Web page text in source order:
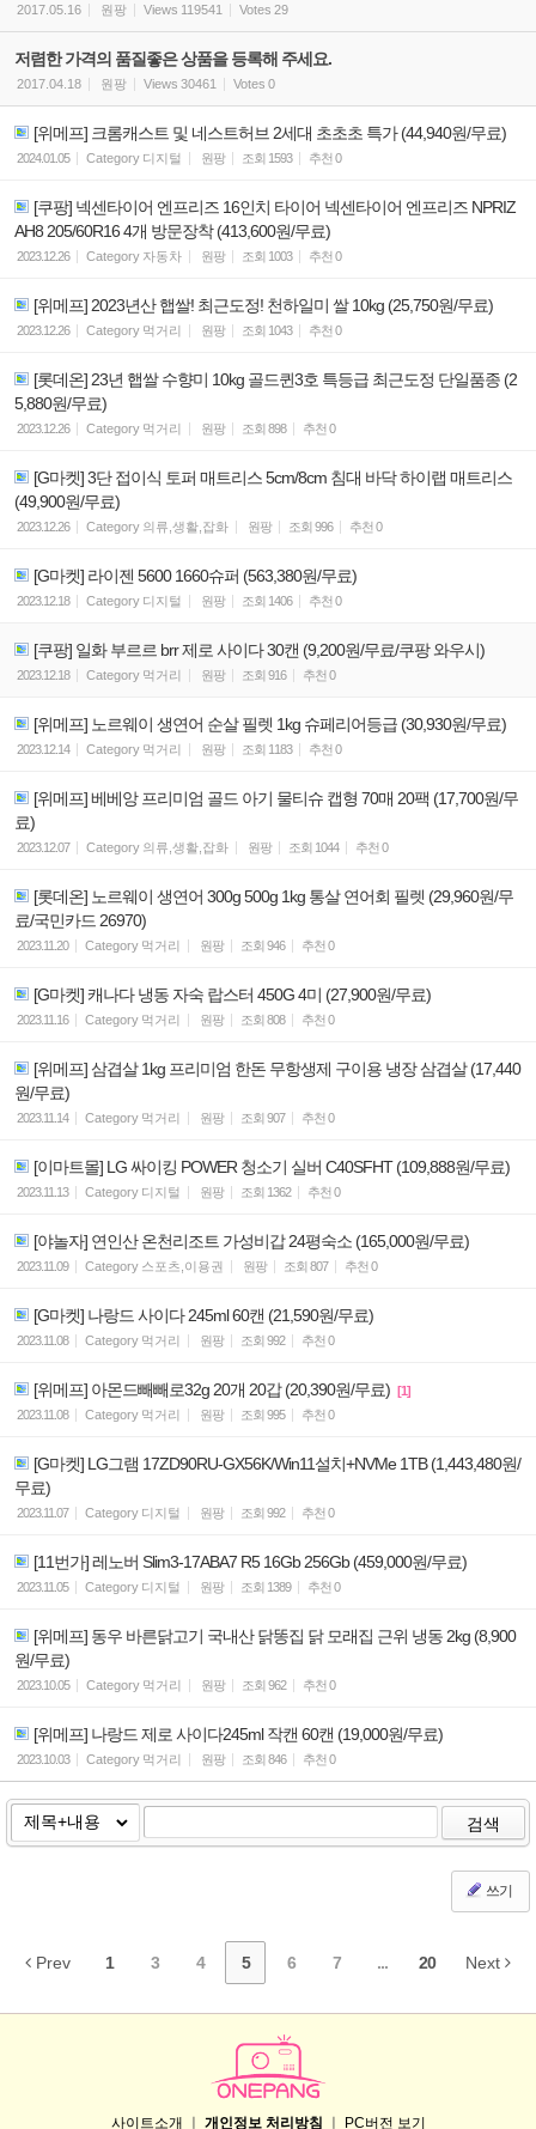
2017.05.16
원팡 Views 119541 Votes 29
저렴한 가격의 품질좋은 상품을 등록해 주세요.
2017.04.18 원팡 Views 30461 Votes 0
[위메프] 크롬캐스트 및 네스트허브 2세대 초초초 특가 (44,940원/무료)
2024.01.05 Category 디지털 원팡 조회 1593 추천 0
[쿠팡] 넥센타이어 엔프리즈 16인치 타이어 넥센타이어 엔프리즈 NPRIZ
AH8 205/60R16 4개 방문장착 (413,600원/무료)
2023.12.26 Category 자동차 원팡 조회 1003 추천 0
[위메프] 2023년산 햅쌀! 최근도정! 천하일미 쌀 10kg (25,750원/무료)
2023.12.26 Category 먹거리 원팡 조회 1043 추천 0
[롯데온] 23년 햅쌀 수향미 10kg 골드퀸3호 특등급 최근도정 단일품종 (2
5,880원/무료)
2023.12.26 Category 먹거리 원팡 조회 898 추천 0
[G마켓] 3단 접이식 토퍼 매트리스 5cm/8cm 침대 바닥 하이랩 매트리스
(49,900원/무료)
2023.12.26 Category 의류,생활,잡화 원팡 조회 996 추천 0
[G마켓] 라이젠 5600 1660슈퍼 (563,380원/무료)
2023.12.18 Category 디지털 원팡 조회 1406 추천 0
[쿠팡] 일화 부르르 brr 제로 사이다 30캔 (9,200원/무료/쿠팡 와우시)
2023.12.18 Category 먹거리 원팡 조회 916 추천 0
[위메프] 노르웨이 생연어 순살 필렛 1kg 슈페리어등급 (30,930원/무료)
2023.12.14 Category 먹거리 원팡 조회 1183 추천 0
[위메프] 베베앙 프리미엄 골드 아기 물티슈 캡형 70매 20팩 (17,700원/무
료)
2023.12.07 Category 의류,생활,잡화 원팡 조회 1044 추천 0
[롯데온] 노르웨이 생연어 300g 500g 1kg 통살 연어회 필렛 (29,960원/무
료/국민카드 26970)
2023.11.20 Category 먹거리 원팡 조회 946 추천 0
[G마켓] 캐나다 냉동 자숙 랍스터 450G 4미 (27,900원/무료)
2023.11.16 Category 먹거리 원팡 조회 808 추천 0
[위메프] 삼겹살 1kg 프리미엄 한돈 무항생제 구이용 냉장 삼겹살 (17,440
원/무료)
2023.11.14 Category 먹거리 원팡 조회 907 추천 0
[이마트몰] LG 싸이킹 POWER 청소기 실버 C40SFHT (109,888원/무료)
2023.11.13 Category 디지털 원팡 조회 1362 추천 0
[야놀자] 연인산 온천리조트 가성비갑 24평숙소 (165,000원/무료)
2023.11.09 Category 스포츠,이용권 원팡 조회 807 추천 0
[G마켓] 나랑드 사이다 245ml 60캔 (21,590원/무료)
2023.11.08 Category 먹거리 원팡 조회 992 추천 0
[위메프] 아몬드빼빼로32g 20개 20갑 (20,390원/무료) [1]
2023.11.08
Category 먹거리 원팡 조회 995 추천 0
[G마켓] LG그램 17ZD90RU-GX56K/Win11설치+NVMe 1TB (1,443,480원/
무료)
2023.11.07 Category 디지털 원팡 조회 992 추천 0
[11번가] 레노버 Slim3-17ABA7 R5 16Gb 256Gb (459,000원/무료)
2023.11.05 Category 디지털 원팡 조회 1389 추천 0
[위메프] 동우 바른닭고기 국내산 닭똥집 닭 모래집 근위 냉동 2kg (8,900
원/무료)
2023.10.05 Category 먹거리 원팡 조회 962 추천 0
[위메프] 나랑드 제로 사이다245ml 작캔 60캔 (19,000원/무료)
2023.10.03 Category 먹거리 원팡 조회 846 추천 0
검색
쓰기
Prev 1 3 4 5 6 7 ... 20 Next
사이트소개 ㅣ 개인정보 처리방침 ㅣ PC버전 보기